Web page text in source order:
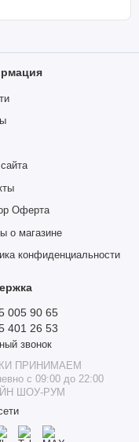
Оферта
о магазине
конфиденциальности
005 90 65
401 26 53
звонок
ПРИНИМАЕМ
с 09:00 до 22:00
ШОУ-РУМ